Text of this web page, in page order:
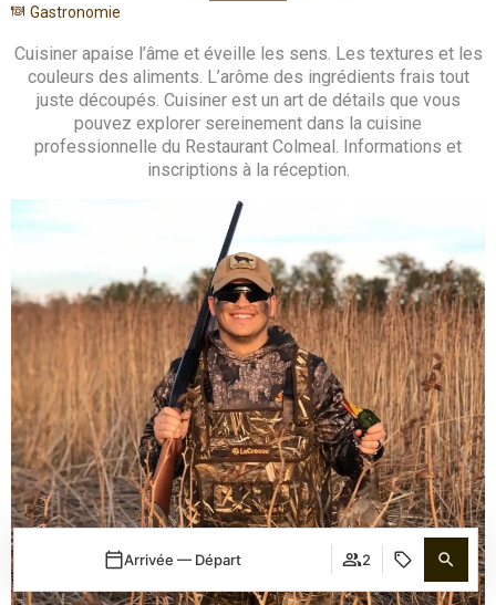
Arrivée — Départ 2
Gastronomie
Cuisiner apaise l’âme et éveille les sens. Les textures et les
couleurs des aliments. L’arôme des ingrédients frais tout
juste découpés. Cuisiner est un art de détails que vous
pouvez explorer sereinement dans la cuisine
professionnelle du Restaurant Colmeal. Informations et
inscriptions à la réception.